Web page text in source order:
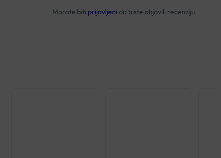
Morate biti prijavljeni da biste objavili recenziju.